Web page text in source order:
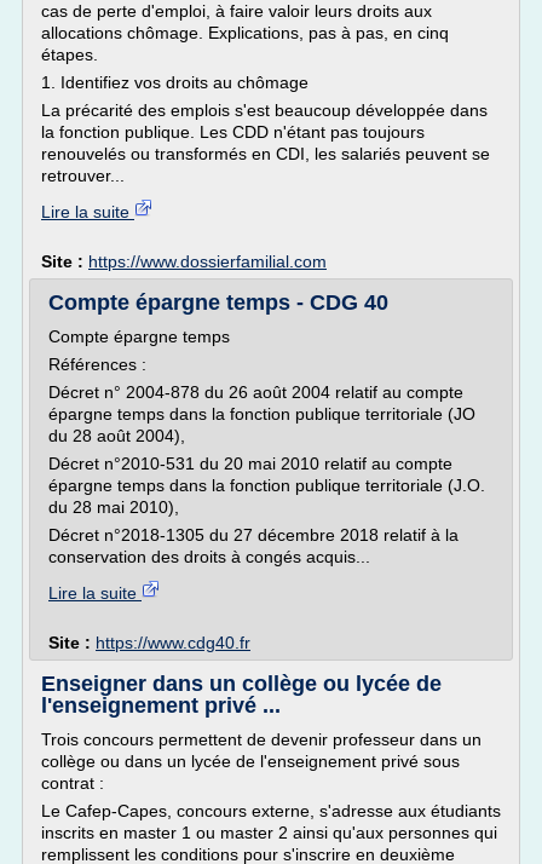
cas de perte d'emploi, à faire valoir leurs droits aux
allocations chômage. Explications, pas à pas, en cinq
étapes.
1. Identifiez vos droits au chômage
La précarité des emplois s'est beaucoup développée dans
la fonction publique. Les CDD n'étant pas toujours
renouvelés ou transformés en CDI, les salariés peuvent se
retrouver...
Lire la suite
Site : https://www.dossierfamilial.com
Compte épargne temps - CDG 40
Compte épargne temps
Références :
Décret n° 2004-878 du 26 août 2004 relatif au compte
épargne temps dans la fonction publique territoriale (JO
du 28 août 2004),
Décret n°2010-531 du 20 mai 2010 relatif au compte
épargne temps dans la fonction publique territoriale (J.O.
du 28 mai 2010),
Décret n°2018-1305 du 27 décembre 2018 relatif à la
conservation des droits à congés acquis...
Lire la suite
Site : https://www.cdg40.fr
Enseigner dans un collège ou lycée de
l'enseignement privé ...
Trois concours permettent de devenir professeur dans un
collège ou dans un lycée de l'enseignement privé sous
contrat :
Le Cafep-Capes, concours externe, s'adresse aux étudiants
inscrits en master 1 ou master 2 ainsi qu'aux personnes qui
remplissent les conditions pour s'inscrire en deuxième